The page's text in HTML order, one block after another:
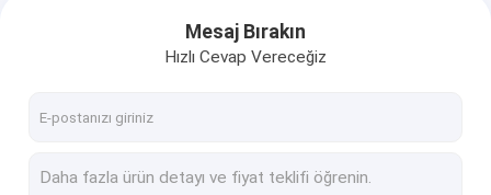
Titrek Plüş OyuncağıMesaj Bırakın
Hızlı Cevap Vereceğiz